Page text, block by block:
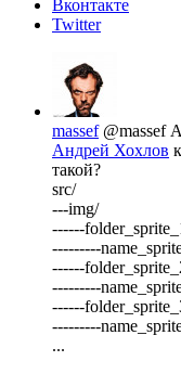
Вконтакте
Twitter
massef @massef
Андрей Хохлов
такой?
src/
---img/
------
---------
------
---------
------
---------
...